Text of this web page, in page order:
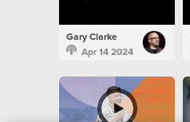
Gary Clarke
Apr 14 2024